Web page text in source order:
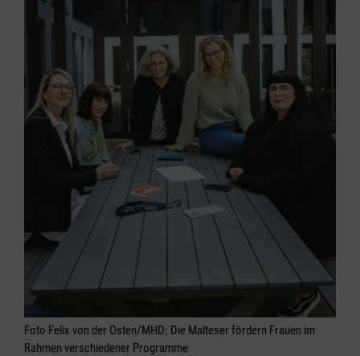
Foto Felix von der Osten/MHD: Die Malteser fördern Frauen im
Rahmen verschiedener Programme